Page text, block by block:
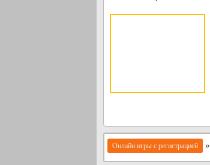
Онлайн игры с регистрацией »